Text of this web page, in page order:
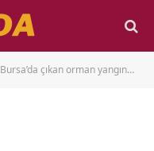
Bursa’da çıkan orman yangınına müdahale ediliyor